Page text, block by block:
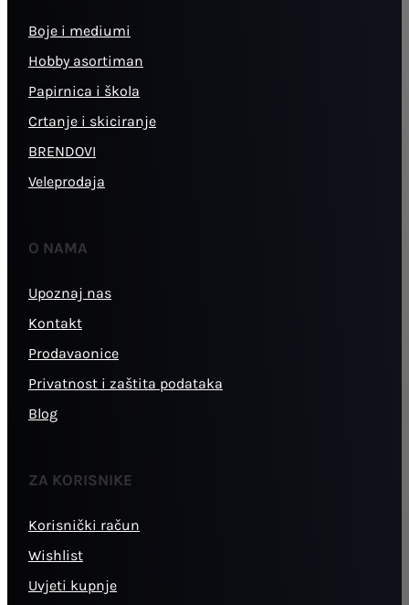
Boje i mediumi
Hobby asortiman
Papirnica i škola
Crtanje i skiciranje
BRENDOVI
Veleprodaja
O NAMA
Upoznaj nas
Kontakt
Prodavaonice
Privatnost i zaštita podataka
Blog
ZA KORISNIKE
Korisnički račun
Wishlist
Uvjeti kupnje